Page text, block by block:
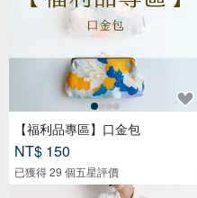
【福利品專區】口金包
NT$ 150
已獲得 29 個五星評價